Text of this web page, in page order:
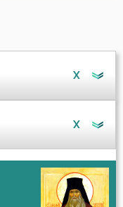
X
X